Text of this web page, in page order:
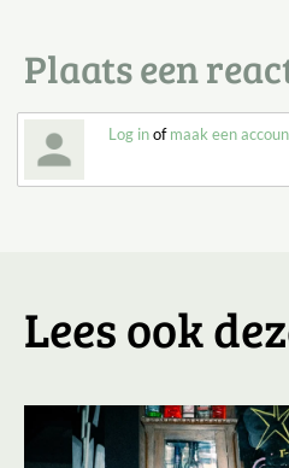
Plaats een
Log inofmaak een
Lees ook